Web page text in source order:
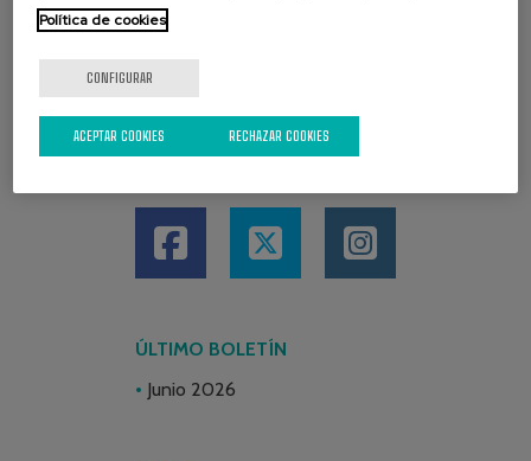
ÚLTIMO BOLETÍN
Junio 2026
Política de cookies
CONFIGURAR
RECHAZAR COOKIES
ACEPTAR COOKIES